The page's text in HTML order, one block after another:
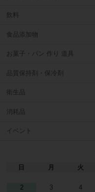
飲料
食品添加物
お菓子・パン 作り 道具
品質保持剤・保冷剤
衛生品
消耗品
イベント
日
月 火
2
3 4